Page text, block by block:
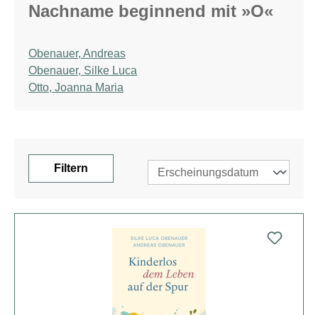
Nachname beginnend mit »O«
Obenauer, Andreas
Obenauer, Silke Luca
Otto, Joanna Maria
Filtern